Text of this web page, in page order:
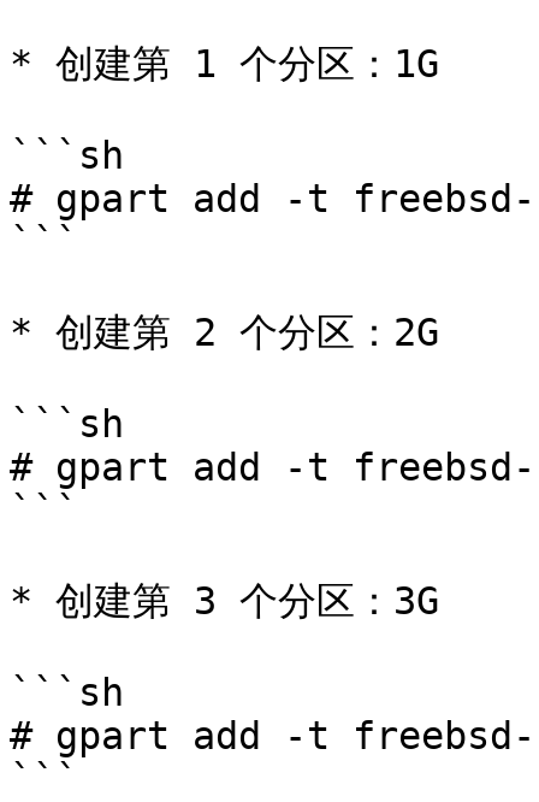
* 创建第 1 个分区：1G
```sh
# gpart add -t freebsd-
```
* 创建第 2 个分区：2G
```sh
# gpart add -t freebsd-
```
* 创建第 3 个分区：3G
```sh
# gpart add -t freebsd-
```